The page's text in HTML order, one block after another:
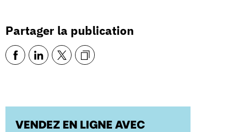
Partager la publication
VENDEZ EN LIGNE AVEC